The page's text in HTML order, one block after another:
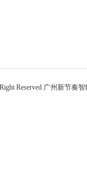
Reserved 广州新节奏